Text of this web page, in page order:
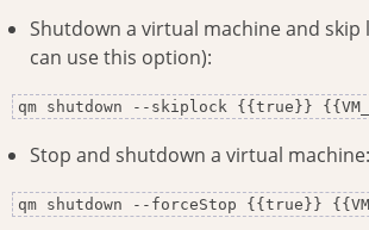
Shutdown a virtual machine and skip
can use this option):
qm shutdown --skiplock {{true}}
Stop and shutdown a virtual machine:
qm shutdown --forceStop {{true}}